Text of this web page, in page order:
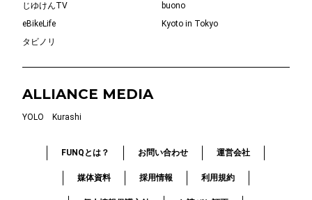
じゆけんTV
buono
eBikeLife
Kyoto in Tokyo
タビノリ
ALLIANCE MEDIA
YOLO Kurashi
FUNQとは？ お問い合わせ 運営会社
媒体資料 採用情報 利用規約